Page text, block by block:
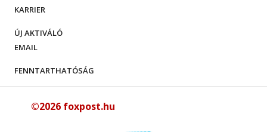
KARRIER
ÚJ AKTIVÁLÓ
EMAIL
FENNTARTHATÓSÁG
©2026 foxpost.hu